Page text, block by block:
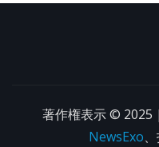
著作権表示 ©
NewsExo